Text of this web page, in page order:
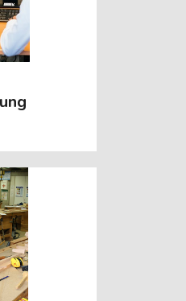
überspringen